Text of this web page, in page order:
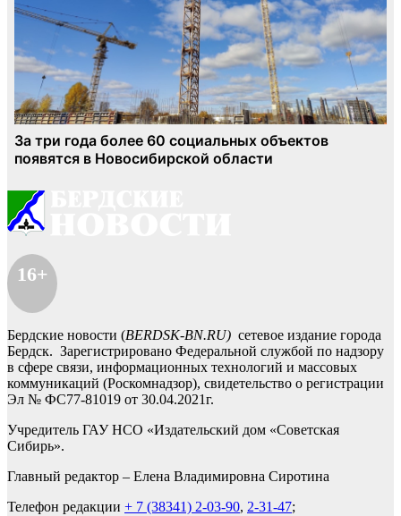
16+
Бердские новости (BERDSK-BN.RU) сетевое издание города
Бердск. Зарегистрировано Федеральной службой по надзору
в сфере связи, информационных технологий и массовых
коммуникаций (Роскомнадзор), свидетельство о регистрации
Эл № ФС77-81019 от 30.04.2021г.
Учредитель ГАУ НСО «Издательский дом «Советская
Сибирь».
Главный редактор – Елена Владимировна Сиротина
Телефон редакции + 7 (38341) 2-03-90, 2-31-47;